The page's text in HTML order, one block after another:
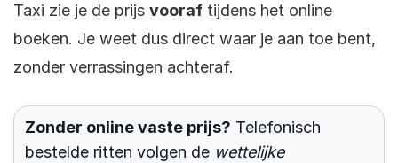
Taxi zie je de prijs vooraf tijdens het online
boeken. Je weet dus direct waar je aan toe bent,
zonder verrassingen achteraf.
Zonder online vaste prijs? Telefonisch
bestelde ritten volgen de wettelijke